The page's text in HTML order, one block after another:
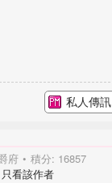
私人傳訊
府 積分: 16857
只看該作者